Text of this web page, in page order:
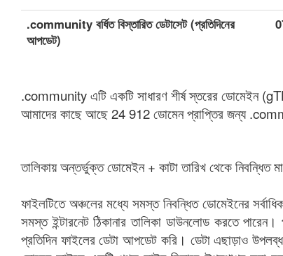
.community বর্ধিত বিস্তারিত ডেটাসেট (প্রতিদিনের
আপডেট)
.community এটি একটি সাধারণ শীর্ষ স্তরের ডোমেইন
আমাদের কাছে আছে 24 912 ডোমেন প্রাপ্তির জন্য
তালিকায় অন্তর্ভুক্ত ডোমেইন + কাটা তারিখ থেকে নিবন্ধিত
ফাইলটিতে অঞ্চলের মধ্যে সমস্ত নিবন্ধিত ডোমেইনের
সমস্ত ইন্টারনেট ঠিকানার তালিকা ডাউনলোড করতে
প্রতিদিন ফাইলের ডেটা আপডেট করি। ডেটা এছাড়াও